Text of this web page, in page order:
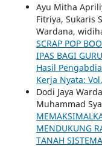
Ayu Mitha
Fitriya, Sukaris
Wardana,
SCRAP POP
IPAS BAGI
Hasil
Kerja Nyata:
Dodi Jaya
Muhammad
MENDUKUNG
TANAH